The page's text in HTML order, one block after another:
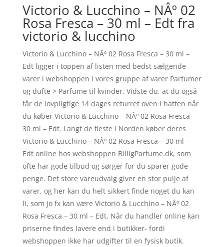
Victorio & Lucchino – NÂº 02
Rosa Fresca – 30 ml – Edt fra
victorio & lucchino
Victorio & Lucchino – NÂº 02 Rosa Fresca – 30 ml –
Edt ligger i toppen af listen med bedst sælgende
varer i webshoppen i vores gruppe af varer Parfumer
og dufte > Parfume til kvinder. Vidste du, at du også
får de lovpligtige 14 dages returret oven i hatten når
du køber Victorio & Lucchino – NÂº 02 Rosa Fresca –
30 ml – Edt. Langt de fleste i Norden køber deres
Victorio & Lucchino – NÂº 02 Rosa Fresca – 30 ml –
Edt online hos webshoppen BilligParfume.dk, som
ofte har gode tilbud og sørger for du sparer gode
penge. Det store vareudvalg giver en stor pulje af
varer, og her kan du helt sikkert finde noget du kan
li, som jo fx kan være Victorio & Lucchino – NÂº 02
Rosa Fresca – 30 ml – Edt. Når du handler online kan
priserne findes lavere end i butikker- fordi
webshoppen ikke har udgifter til en fysisk butik.